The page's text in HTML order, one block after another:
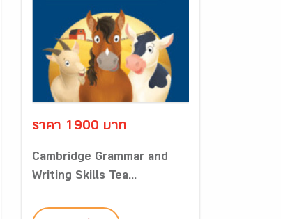
ราคา 1900 บาท
Cambridge Grammar and
Writing Skills Tea...